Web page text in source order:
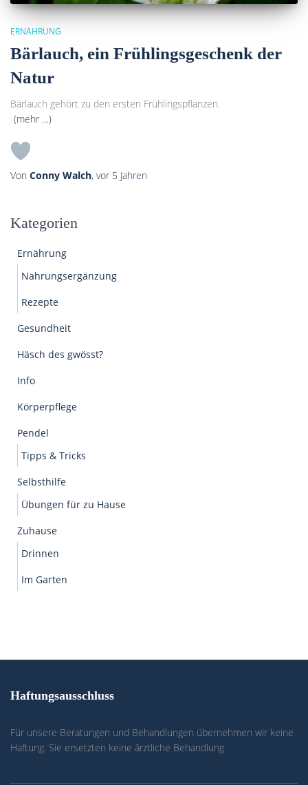
ERNÄHRUNG
Bärlauch, ein Frühlingsgeschenk der
Natur
Bärlauch gehört zu den ersten Frühlingspflanzen.
(mehr …)
Von Conny Walch, vor 5 Jahren
Kategorien
Ernährung
Nahrungsergänzung
Rezepte
Gesundheit
Häsch des gwösst?
Info
Körperpflege
Pendel
Tipps & Tricks
Selbsthilfe
Übungen für zu Hause
Zuhause
Drinnen
Im Garten
Haftungsausschluss
Für unsere Beratungen und Behandlungen übernehmen wir keine
Haftung. Sie ersetzten keine ärztliche Behandlung